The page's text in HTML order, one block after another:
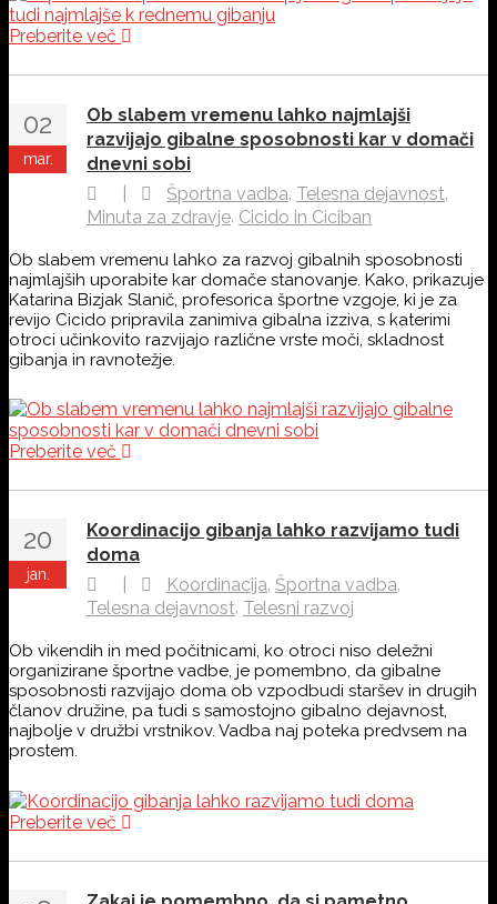
Preberite več
02
mar.
Ob slabem vremenu lahko najmlajši
razvijajo gibalne sposobnosti kar v domači
dnevni sobi
Športna vadba, Telesna dejavnost,
Minuta za zdravje, Cicido in Ciciban
Ob slabem vremenu lahko za razvoj gibalnih sposobnosti
najmlajših uporabite kar domače stanovanje. Kako, prikazuje
Katarina Bizjak Slanič, profesorica športne vzgoje, ki je za
revijo Cicido pripravila zanimiva gibalna izziva, s katerimi
otroci učinkovito razvijajo različne vrste moči, skladnost
gibanja in ravnotežje.
Preberite več
20
jan.
Koordinacijo gibanja lahko razvijamo tudi
doma
Koordinacija, Športna vadba,
Telesna dejavnost, Telesni razvoj
Ob vikendih in med počitnicami, ko otroci niso deležni
organizirane športne vadbe, je pomembno, da gibalne
sposobnosti razvijajo doma ob vzpodbudi staršev in drugih
članov družine, pa tudi s samostojno gibalno dejavnost,
najbolje v družbi vrstnikov. Vadba naj poteka predvsem na
prostem.
Preberite več